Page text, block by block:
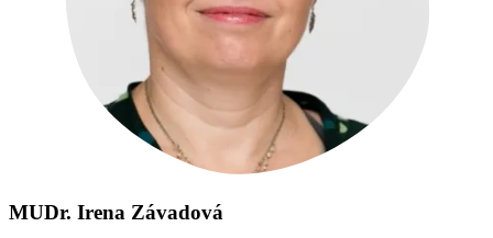
MUDr. Irena Závadová